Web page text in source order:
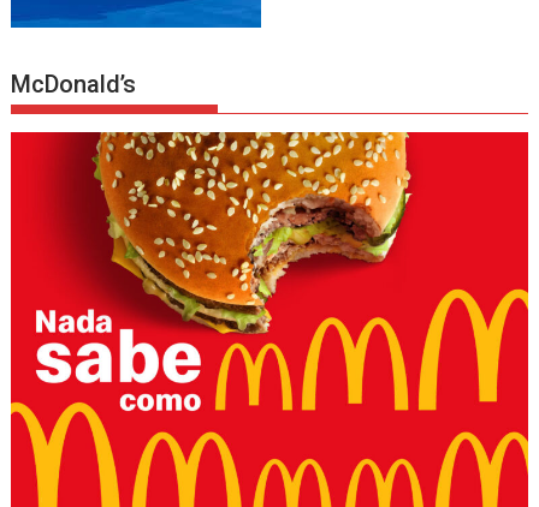
McDonald’s